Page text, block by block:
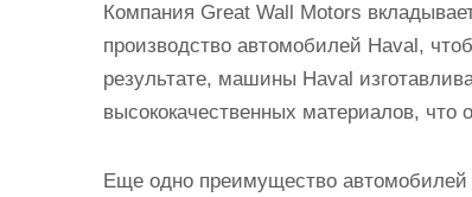
Компания Great Wall Motors
производство автомобилей Haval,
результате, машины Haval
высококачественных материалов, что
Еще одно преимущество